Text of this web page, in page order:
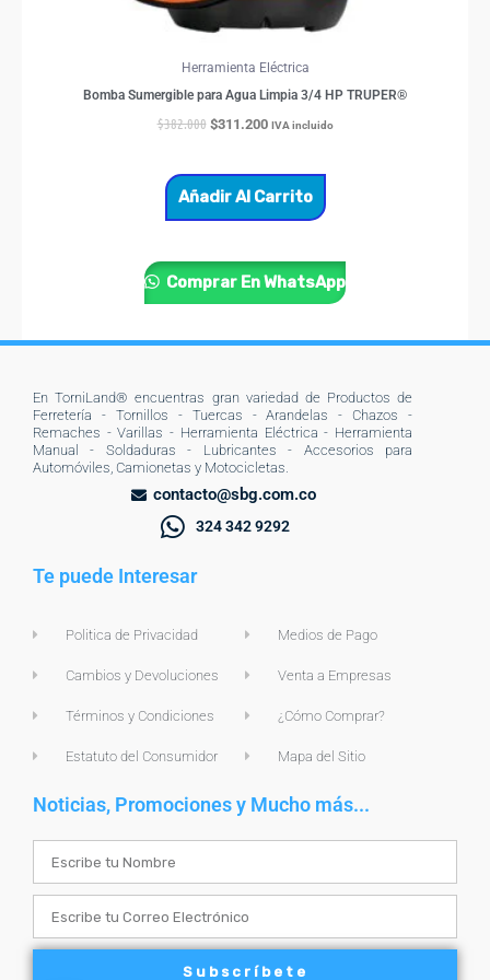
Herramienta Eléctrica
Bomba Sumergible para Agua Limpia 3/4 HP TRUPER®
$382.000 $311.200 IVA incluido
Añadir Al Carrito
Comprar En WhatsApp
En TorniLand® encuentras gran variedad de Productos de
Ferretería - Tornillos - Tuercas - Arandelas - Chazos -
Remaches - Varillas - Herramienta Eléctrica - Herramienta
Manual - Soldaduras - Lubricantes - Accesorios para
Automóviles, Camionetas y Motocicletas.
contacto@sbg.com.co
324 342 9292
Te puede Interesar
Politica de Privacidad
Cambios y Devoluciones
Términos y Condiciones
Estatuto del Consumidor
Medios de Pago
Venta a Empresas
¿Cómo Comprar?
Mapa del Sitio
Noticias, Promociones y Mucho más...
Subscríbete